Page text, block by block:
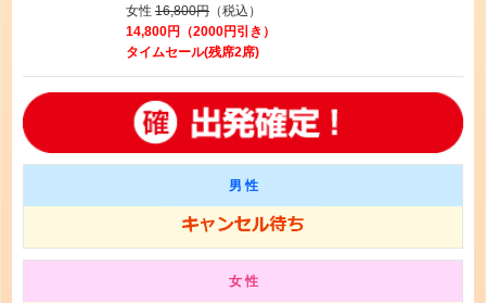
女性 16,800円 （税込）
14,800円（2000円引き）
タイムセール(残席2席)
男 性
女 性